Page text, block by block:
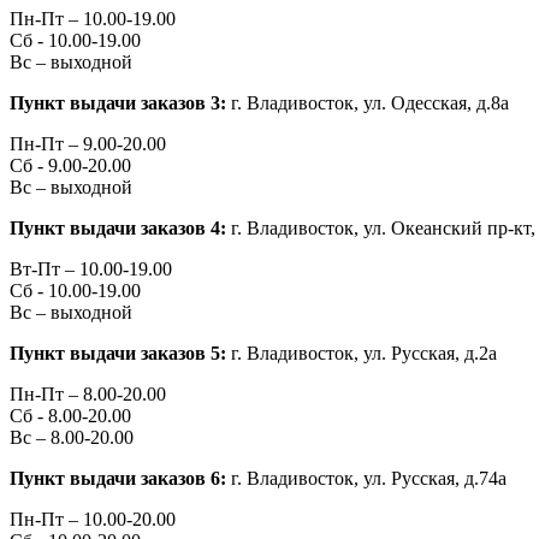
Пн-Пт – 10.00-19.00
Сб - 10.00-19.00
Вс – выходной
Пункт выдачи заказов 3: г. Владивосток, ул. Одесская, д.8а
Пн-Пт – 9.00-20.00
Сб - 9.00-20.00
Вс – выходной
Пункт выдачи заказов 4: г. Владивосток, ул. Океанский пр-кт,
Вт-Пт – 10.00-19.00
Сб - 10.00-19.00
Вс – выходной
Пункт выдачи заказов 5: г. Владивосток, ул. Русская, д.2а
Пн-Пт – 8.00-20.00
Сб - 8.00-20.00
Вс – 8.00-20.00
Пункт выдачи заказов 6: г. Владивосток, ул. Русская, д.74а
Пн-Пт – 10.00-20.00